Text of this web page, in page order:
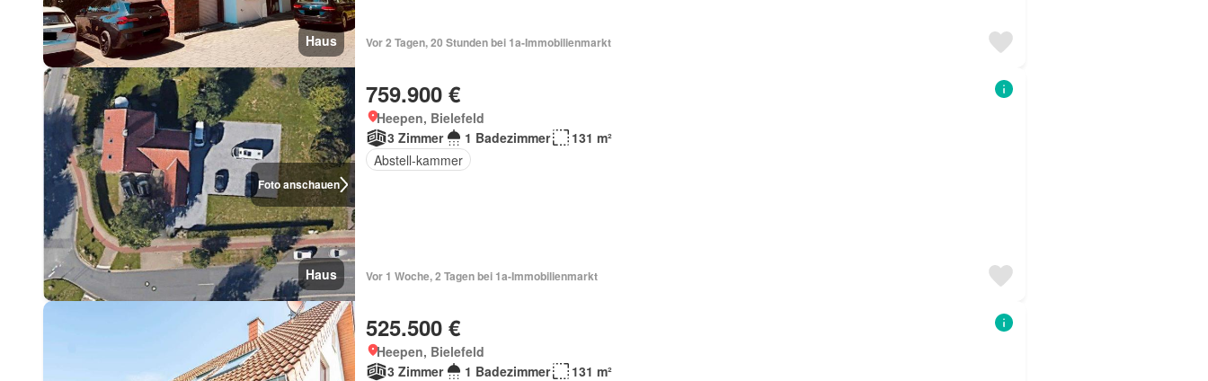
Haus Vor 2 Tagen, 20 Stunden bei 1a-Immobilienmarkt
Foto anschauen
Haus
759.900 €
Heepen, Bielefeld
3 Zimmer
1 Badezimmer
131 m²
Abstell-kammer
Vor 1 Woche, 2 Tagen bei 1a-Immobilienmarkt
525.500 €
Heepen, Bielefeld
3 Zimmer
1 Badezimmer 131 m²